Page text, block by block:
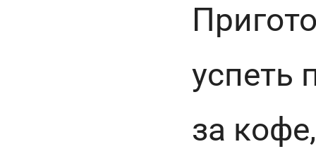
успеть
за